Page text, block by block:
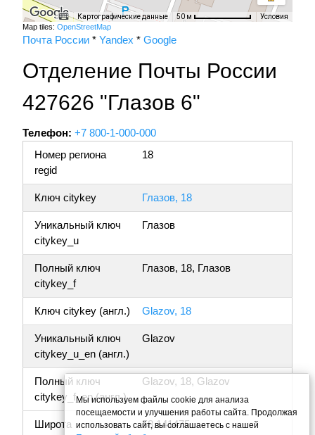
Картографические данные 50 м Условия
Map tiles: OpenStreetMap
Почта России * Yandex * Google
Отделение Почты России
427626 "Глазов 6"
Телефон: +7 800-1-000-000
Номер региона
regid
18
Ключ citykey Глазов, 18
Уникальный ключ
citykey_u
Глазов
Полный ключ
citykey_f
Глазов, 18, Глазов
Ключ citykey (англ.) Glazov, 18
Уникальный ключ
citykey_u_en (англ.)
Glazov
Полный ключ
citykey_f_en (англ.)
Glazov, 18, Glazov
Широта 58.141475
Мы используем файлы cookie для анализа
посещаемости и улучшения работы сайта. Продолжая
использовать сайт, вы соглашаетесь с нашей